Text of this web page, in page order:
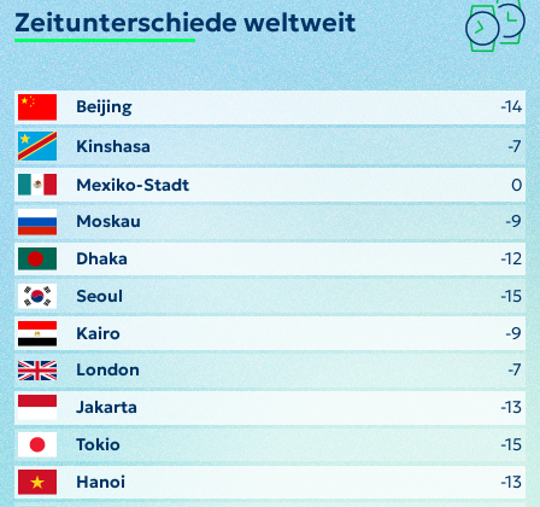
Zeitunterschiede weltweit
Beijing
-14
Kinshasa
-7
Mexiko-Stadt
0
Moskau
-9
Dhaka
-12
Seoul
-15
Kairo
-9
London
-7
Jakarta
-13
Tokio
-15
Hanoi
-13